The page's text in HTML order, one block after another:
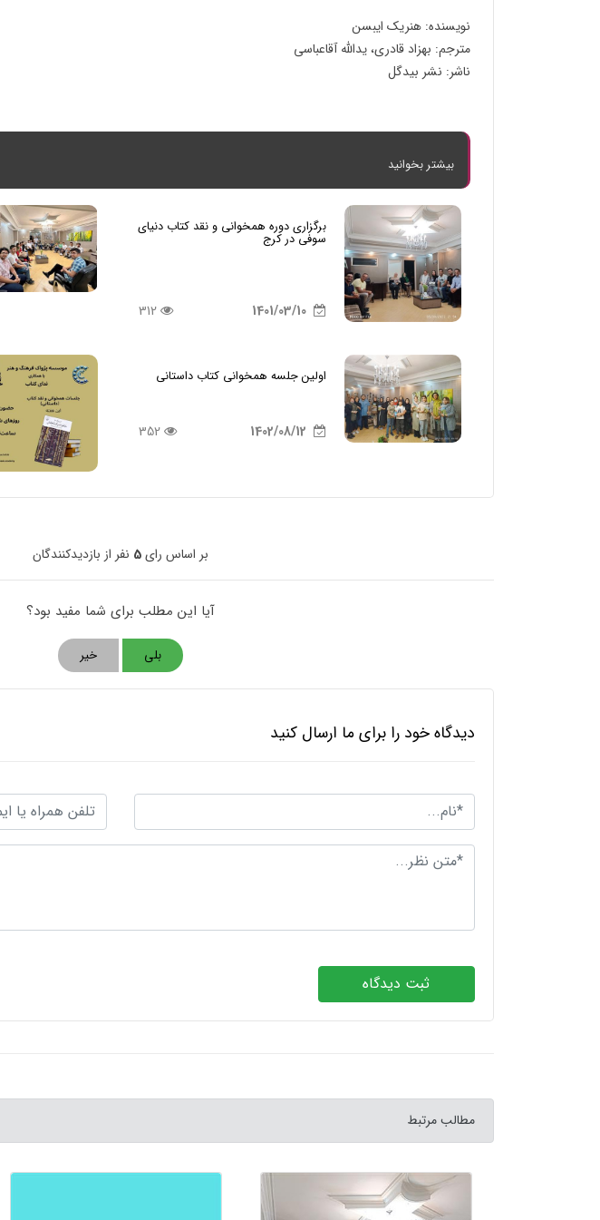
نویسنده: هنریک ایبسن
مترجم: بهزاد قادری، یدالله آقاعباسی
ناشر: نشر بیدگل
بیشتر بخوانید
برگزاری دوره همخوانی و نقد کتاب دنیای
سوفی در کرج
1401/03/10
312
اولین جلسه همخوانی کتاب داستانی
1402/08/12
352
بر اساس رای5 نفر از بازدیدکنندگان
آیا این مطلب برای شما مفید بود؟
بلی خیر
دیدگاه خود را برای ما ارسال کنید
ثبت دیدگاه
مطالب مرتبط